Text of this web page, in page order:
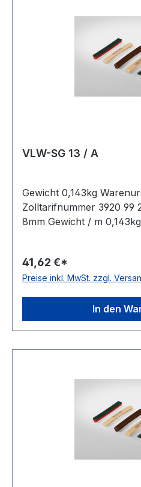
VLW-SG 13 / A
Gewicht 0,143kg
Zolltarifnummer 3920 99
8mm Gewicht / m
Zulassung ja Zugstrang
80° Shore A
41,62 €*
Preise inkl. MwSt. zzgl.
In den